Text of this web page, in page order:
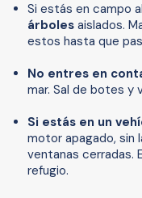
Si estás en campo
árboles aislados.
estos hasta que
No entres en
mar. Sal de botes y
Si estás en un
motor apagado, sin
ventanas cerradas.
refugio.